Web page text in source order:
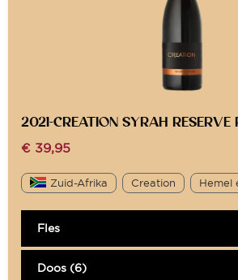
2021-CREATION SYRAH RESERVE
€ 39,95
Zuid-Afrika Creation Hemel
Fles
Doos (6)